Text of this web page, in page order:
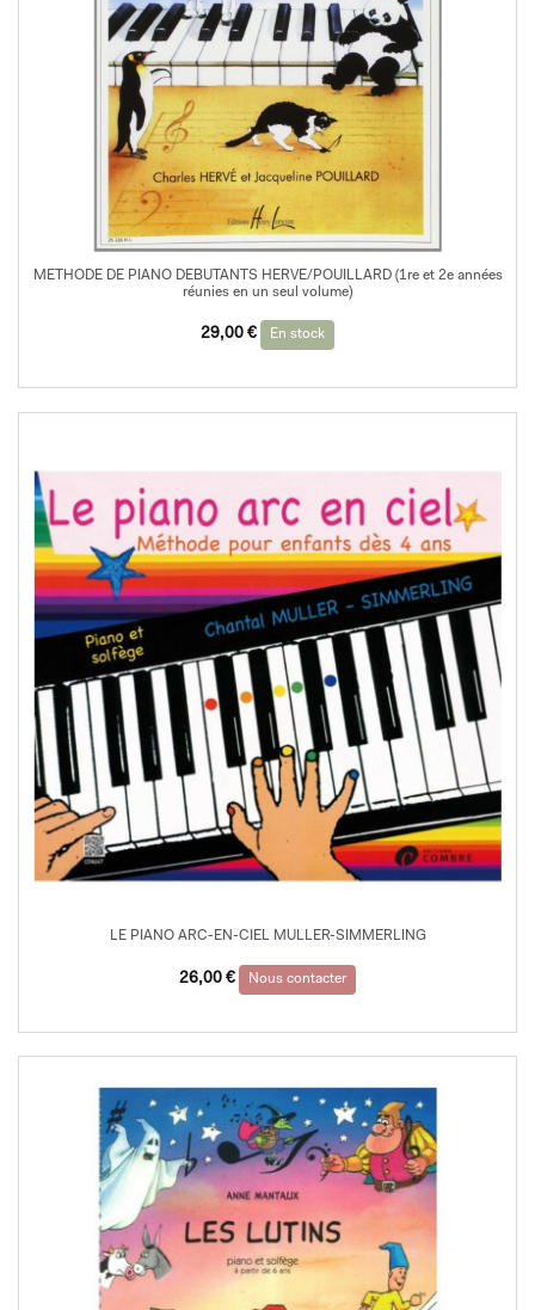
METHODE DE PIANO DEBUTANTS HERVE/POUILLARD (1re et 2e années
réunies en un seul volume)
29,00 € En stock
LE PIANO ARC-EN-CIEL MULLER-SIMMERLING
26,00 € Nous contacter